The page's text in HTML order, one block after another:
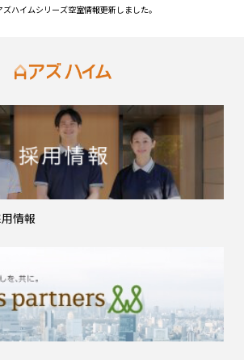
ズハイムシリーズ空室情報更新しました。
情報